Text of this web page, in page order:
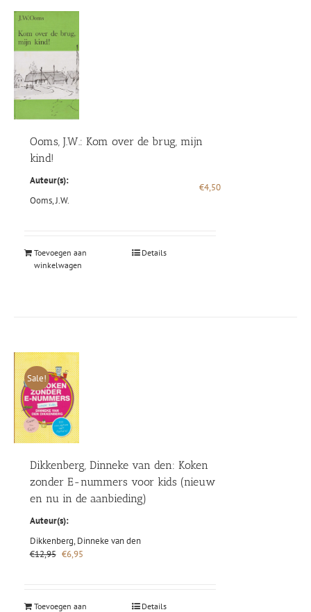
Ooms, J.W.: Kom over de brug, mijn
kind!
Auteur(s):
Ooms, J.W.
€4,50
Toevoegen aan
winkelwagen
Details
Sale!
Dikkenberg, Dinneke van den: Koken
zonder E-nummers voor kids (nieuw
en nu in de aanbieding)
Auteur(s):
Dikkenberg, Dinneke van den
€12,95 Oorspronkelijke
€6,95Huidige
Toevoegen aan
Details